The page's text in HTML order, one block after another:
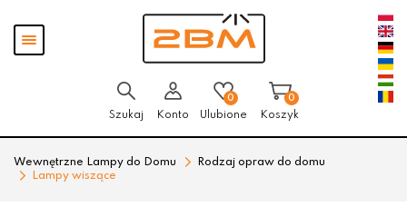
Pokaż
menu
Szukaj Konto
0
Ulubione
0
Koszyk
Wewnętrzne Lampy do Domu
Rodzaj opraw do domu
Lampy wiszące